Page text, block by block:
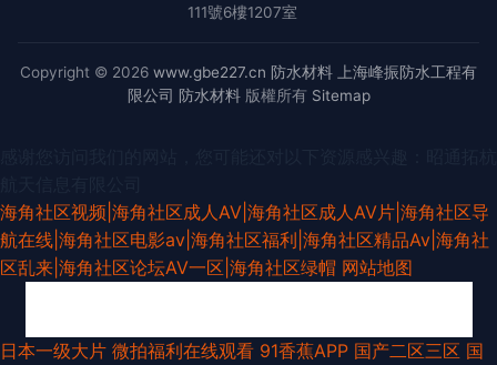
111號6樓1207室
Copyright © 2026 www.gbe227.cn 防水材料
上海峰振防水工程有
限公司 防水材料版權所有 Sitemap
海角社区视频|海角社区成人AV|海角社区成人AV片|海角社区导
航在线|海角社区电影av|海角社区福利|海角社区精品Av|海角社
区乱来|海角社区论坛AV一区|海角社区绿帽 网站地图
国产精品传媒1 91视频国 综合亚洲97 成人a∨∨在线 国内福利视频 麻豆三级
日本一级大片 微拍福利在线观看 91香蕉APP 国产二区三区 国